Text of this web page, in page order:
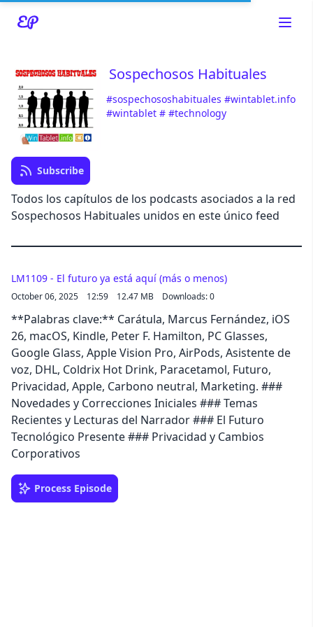
Read about our content policies here
Sospechosos Habituales
#sospechososhabituales #wintablet.info
#wintablet # #technology
Subscribe
Todos los capítulos de los podcasts asociados a la red
Sospechosos Habituales unidos en este único feed
Cancel
LM1109 - El futuro ya está aquí (más o menos)
October 06, 2025 12:59 12.47 MB Downloads: 0
**Palabras clave:** Carátula, Marcus Fernández, iOS
26, macOS, Kindle, Peter F. Hamilton, PC Glasses,
Google Glass, Apple Vision Pro, AirPods, Asistente de
voz, DHL, Coldrix Hot Drink, Paracetamol, Futuro,
Privacidad, Apple, Carbono neutral, Marketing. ###
Novedades y Correcciones Iniciales ### Temas
Recientes y Lecturas del Narrador ### El Futuro
Tecnológico Presente ### Privacidad y Cambios
Corporativos
Process Episode